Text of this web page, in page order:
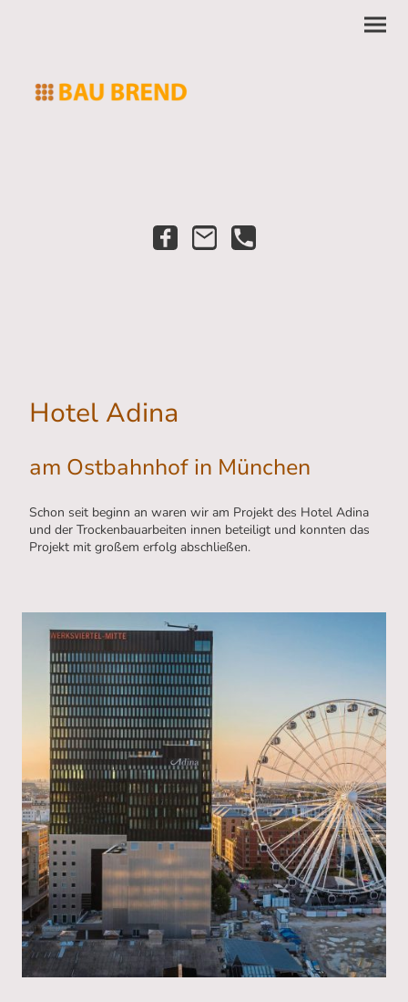
Hotel Adina
am Ostbahnhof in München
Schon seit beginn an waren wir am Projekt des Hotel Adina
und der Trockenbauarbeiten innen beteiligt und konnten das
Projekt mit großem erfolg abschließen.